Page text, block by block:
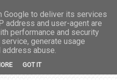
to deliver its services
address and user-agent are
performance and security
generate usage
abuse.
GOT IT